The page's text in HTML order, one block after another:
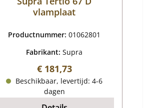
vlamplaat
Productnummer:01062801
Fabrikant:Supra
Normale prijs:
€ 181,73
Beschikbaar, levertijd: 4-6
dagen